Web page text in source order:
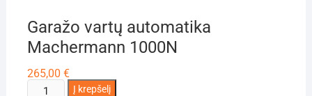
Garažo vartų automatika
Machermann 1000N
265,00 €
produkto
Į krepšelį